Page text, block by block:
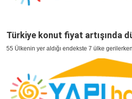
Türkiye konut fiyat artışında
55 Ülkenin yer aldığı endekste 7 ülke